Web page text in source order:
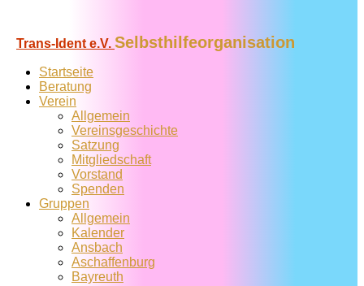
Trans-Ident e.V. Selbsthilfeorganisation
Startseite
Beratung
Verein
Allgemein
Vereins­geschichte
Satzung
Mitglied­schaft
Vorstand
Spenden
Gruppen
Allgemein
Kalender
Ansbach
Aschaffenburg
Bayreuth